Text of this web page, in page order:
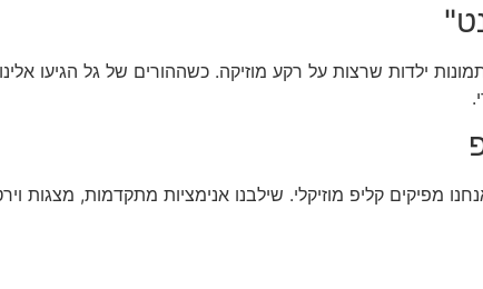
ילדות שרצות על רקע מוזיקה. כשההורים של גל הגיעו
מפיקים קליפ מוזיקלי. שילבנו אנימציות מתקדמות, מצגות